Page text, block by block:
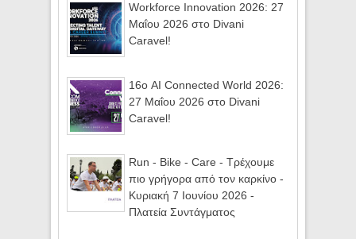
Workforce Innovation 2026: 27
Μαΐου 2026 στο Divani
Caravel!
16ο AI Connected World 2026:
27 Μαΐου 2026 στο Divani
Caravel!
Run - Bike - Care - Τρέχουμε
πιο γρήγορα από τον καρκίνο -
Κυριακή 7 Ιουνίου 2026 -
Πλατεία Συντάγματος